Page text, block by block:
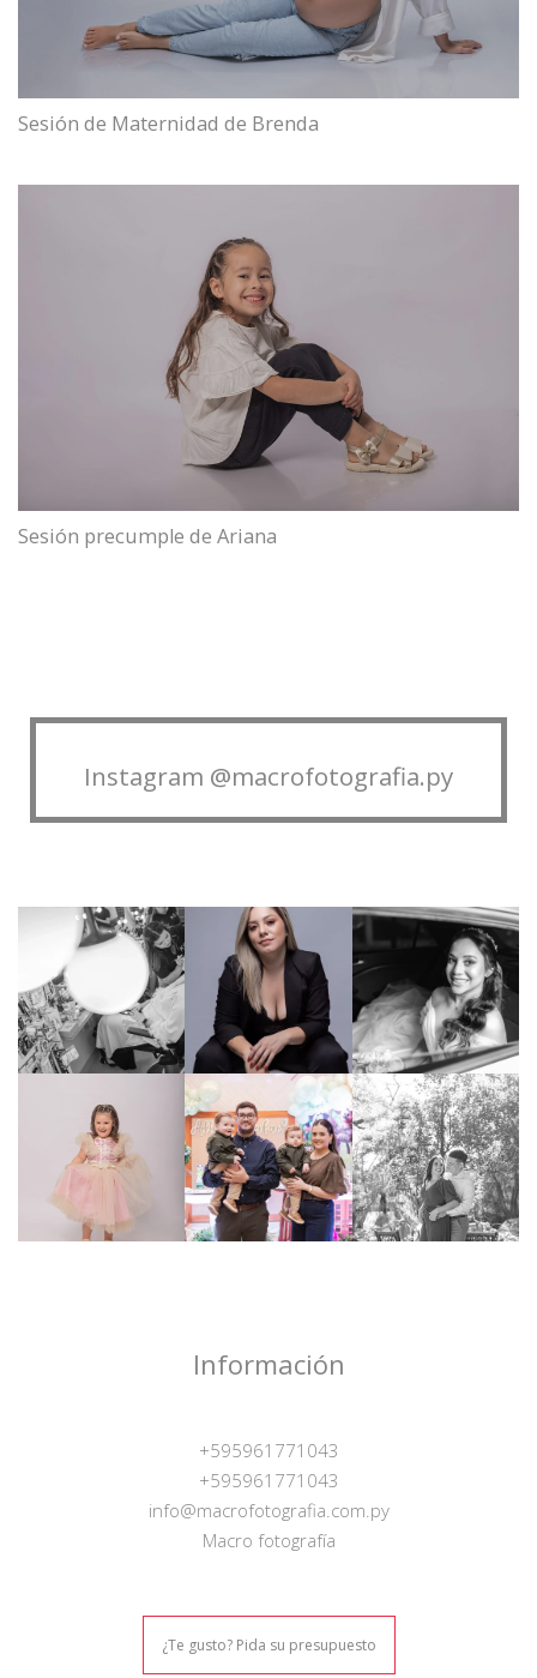
Sesión de Maternidad de Brenda
Sesión precumple de Ariana
Instagram @macrofotografia.py
Información
+595961771043
+595961771043
info@macrofotografia.com.py
Macro fotografía
¿Te gusto? Pida su presupuesto